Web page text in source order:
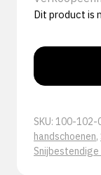
Dit product is
SKU: 100-102-
handschoenen,
Snijbestendige